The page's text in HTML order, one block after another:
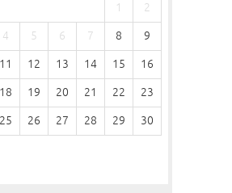
1 2
4 5 6 7 8 9
11 12 13 14 15 16
18 19 20 21 22 23
25 26 27 28 29 30